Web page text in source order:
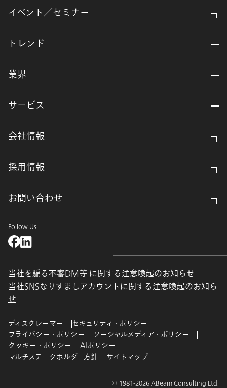
イベント／セミナー
トレンド
業界
サービス
会社情報
採用情報
お問い合わせ
Follow Us
当社を騙る不審DM等 に関する注意喚起のお知らせ
当社SNSなりすましアカウントに関する注意喚起のお知ら
せ
ディスクレーマー
セキュリティ・ポリシー
プライバシー・ポリシー
ソーシャルメディア・ポリシー
クッキー・ポリシー
AIポリシー
マルチステークホルダー方針
サイトマップ
© 1981-2026 ABeam Consulting Ltd.